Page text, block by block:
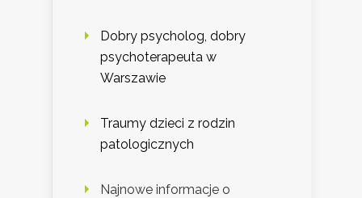
Dobry psycholog, dobry
psychoterapeuta w
Warszawie
Traumy dzieci z rodzin
patologicznych
Najnowe informacje o